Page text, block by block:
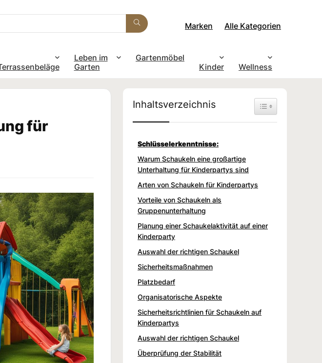
Marken Alle Kategorien
Leben im
Garten
Gartenmöbel
Kinder
Wellness
für
Inhaltsverzeichnis Toggle Table of
Schlüsselerkenntnisse:
Warum Schaukeln eine großartige
Unterhaltung für Kinderpartys sind
Arten von Schaukeln für Kinderpartys
Vorteile von Schaukeln als
Gruppenunterhaltung
Planung einer Schaukelaktivität auf einer
Kinderparty
Auswahl der richtigen Schaukel
Sicherheitsmaßnahmen
Platzbedarf
Organisatorische Aspekte
Sicherheitsrichtlinien für Schaukeln auf
Kinderpartys
Auswahl der richtigen Schaukel
Überprüfung der Stabilität